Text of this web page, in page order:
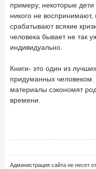
примеру, некоторые дети
никого не воспринимают,
срабатывают всякие
человека бывает не так
индивидуально.
Книги- это один из
придуманных
материалы сэкономят
времени.
Администрация сайта не несет